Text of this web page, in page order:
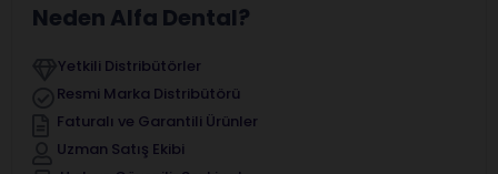
Neden Alfa Dental?
Yetkili Distribütörler
Resmi Marka Distribütörü
Faturalı ve Garantili Ürünler
Uzman Satış Ekibi